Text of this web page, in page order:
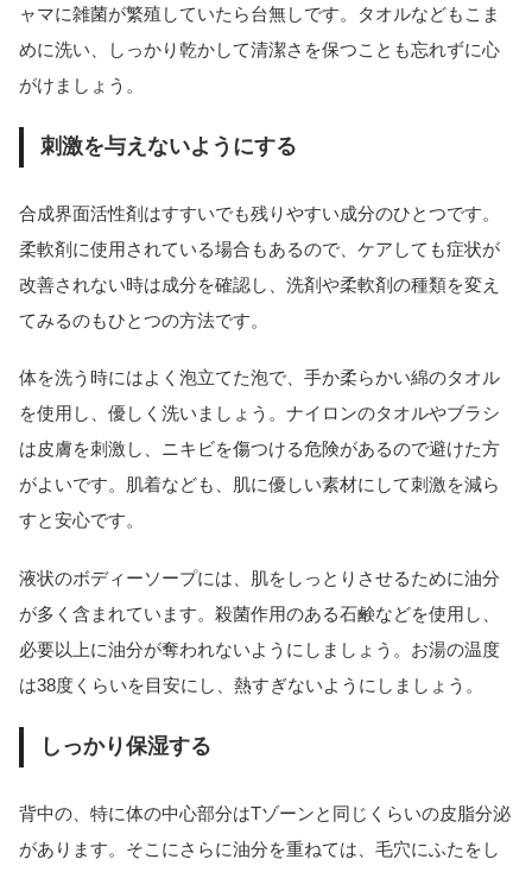
ャマに雑菌が繁殖していたら台無しです。タオルなどもこま
めに洗い、しっかり乾かして清潔さを保つことも忘れずに心
がけましょう。
刺激を与えないようにする
合成界面活性剤はすすいでも残りやすい成分のひとつです。
柔軟剤に使用されている場合もあるので、ケアしても症状が
改善されない時は成分を確認し、洗剤や柔軟剤の種類を変え
てみるのもひとつの方法です。
体を洗う時にはよく泡立てた泡で、手か柔らかい綿のタオル
を使用し、優しく洗いましょう。ナイロンのタオルやブラシ
は皮膚を刺激し、ニキビを傷つける危険があるので避けた方
がよいです。肌着なども、肌に優しい素材にして刺激を減ら
すと安心です。
液状のボディーソープには、肌をしっとりさせるために油分
が多く含まれています。殺菌作用のある石鹸などを使用し、
必要以上に油分が奪われないようにしましょう。お湯の温度
は38度くらいを目安にし、熱すぎないようにしましょう。
しっかり保湿する
背中の、特に体の中心部分はTゾーンと同じくらいの皮脂分泌
があります。そこにさらに油分を重ねては、毛穴にふたをし